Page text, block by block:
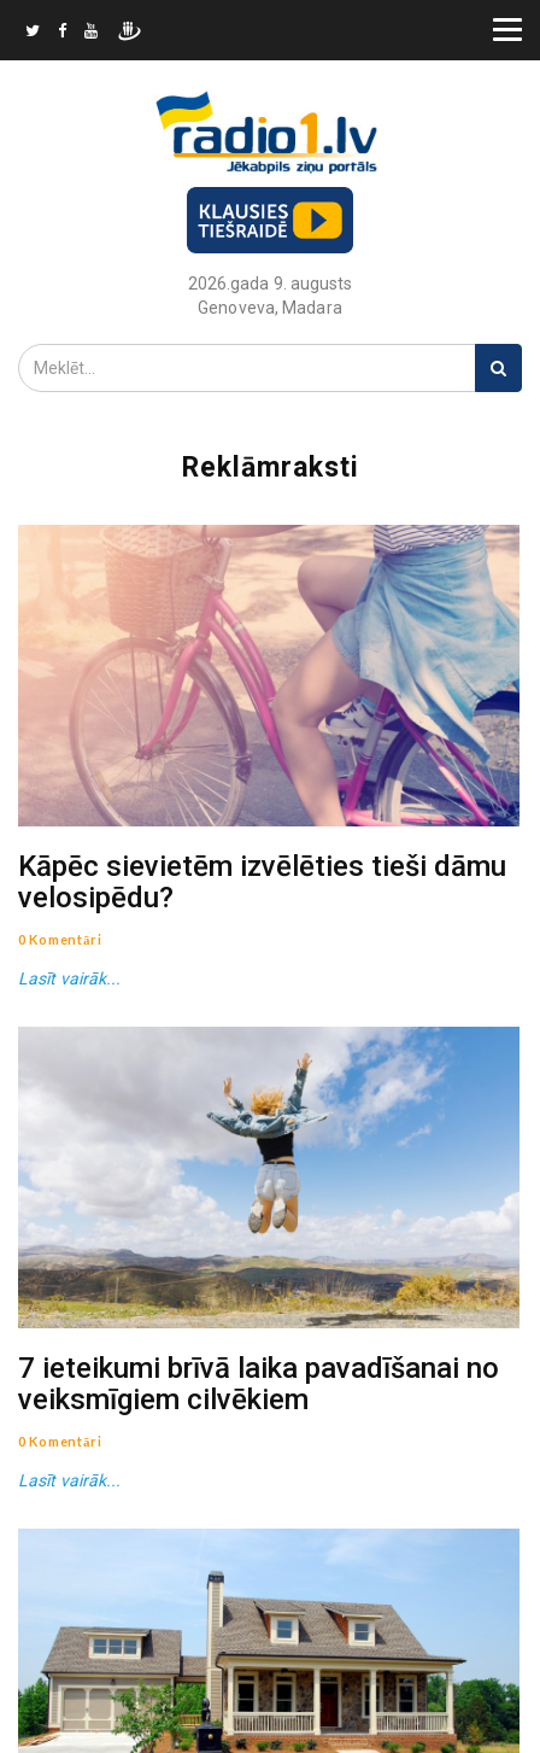
2026.gada 9. augusts
Genoveva, Madara
Reklāmraksti
Kāpēc sievietēm izvēlēties tieši dāmu
velosipēdu?
0 Komentāri
Lasīt vairāk...
7 ieteikumi brīvā laika pavadīšanai no
veiksmīgiem cilvēkiem
0 Komentāri
Lasīt vairāk...